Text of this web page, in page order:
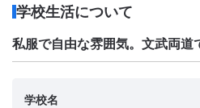
学校生活について
私服で自由な雰囲気。文武両道
学校名